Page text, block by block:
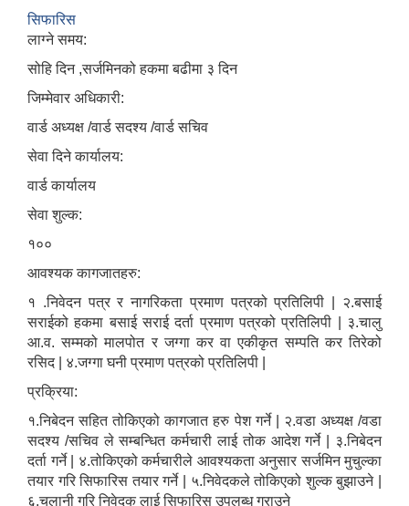
सिफारिस
लाग्ने समय:
सोहि दिन ,सर्जमिनको हकमा बढीमा ३ दिन
जिम्मेवार अधिकारी:
वार्ड अध्यक्ष /वार्ड सदश्य /वार्ड सचिव
सेवा दिने कार्यालय:
वार्ड कार्यालय
सेवा शुल्क:
१००
आवश्यक कागजातहरु:
१ .निवेदन पत्र र नागरिकता प्रमाण पत्रको प्रतिलिपी | २.बसाई
सराईको हकमा बसाई सराई दर्ता प्रमाण पत्रको प्रतिलिपी | ३.चालु
आ.व. सम्मको मालपोत र जग्गा कर वा एकीकृत सम्पति कर तिरेको
रसिद | ४.जग्गा घनी प्रमाण पत्रको प्रतिलिपी |
प्रक्रिया:
१.निबेदन सहित तोकिएको कागजात हरु पेश गर्ने | २.वडा अध्यक्ष /वडा
सदश्य /सचिव ले सम्बन्धित कर्मचारी लाई तोक आदेश गर्ने | ३.निबेदन
दर्ता गर्ने | ४.तोकिएको कर्मचारीले आवश्यकता अनुसार सर्जमिन मुचुल्का
तयार गरि सिफारिस तयार गर्ने | ५.निवेदकले तोकिएको शुल्क बुझाउने |
६.चलानी गरि निवेदक लाई सिफारिस उपलब्ध गराउने